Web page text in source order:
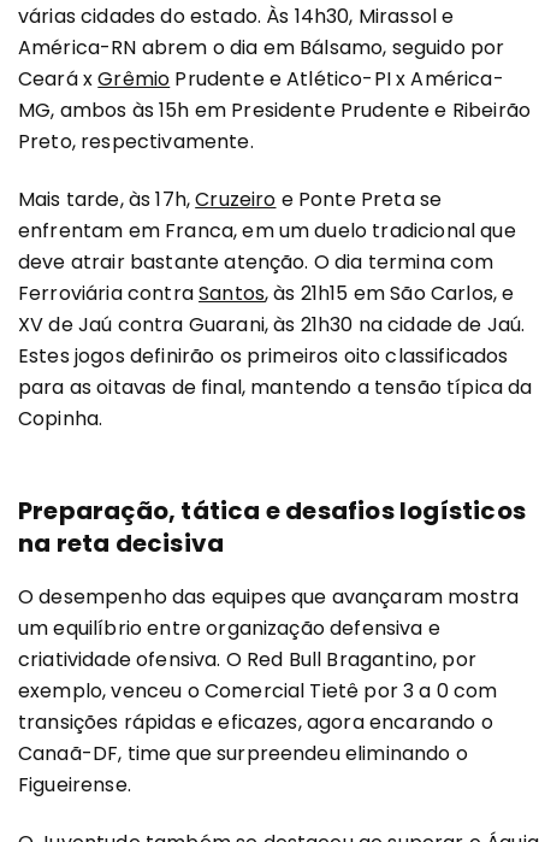
várias cidades do estado. Às 14h30, Mirassol e
América-RN abrem o dia em Bálsamo, seguido por
Ceará xGrêmio Prudente e Atlético-PI x América-
MG, ambos às 15h em Presidente Prudente e Ribeirão
Preto, respectivamente.
Mais tarde, às 17h,Cruzeiro e Ponte Preta se
enfrentam em Franca, em um duelo tradicional que
deve atrair bastante atenção. O dia termina com
Ferroviária contraSantos, às 21h15 em São Carlos, e
XV de Jaú contra Guarani, às 21h30 na cidade de Jaú.
Estes jogos definirão os primeiros oito classificados
para as oitavas de final, mantendo a tensão típica da
Copinha.
Preparação, tática e desafios logísticos
na reta decisiva
O desempenho das equipes que avançaram mostra
um equilíbrio entre organização defensiva e
criatividade ofensiva. O Red Bull Bragantino, por
exemplo, venceu o Comercial Tietê por 3 a 0 com
transições rápidas e eficazes, agora encarando o
Canaã-DF, time que surpreendeu eliminando o
Figueirense.